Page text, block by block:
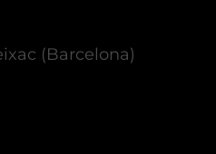
(Barcelona)